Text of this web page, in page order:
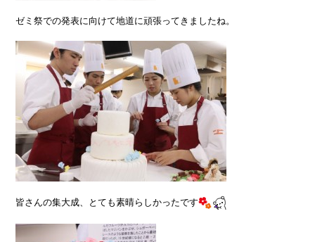
ゼミ祭での発表に向けて地道に頑張ってきましたね。
皆さんの集大成、とても素晴らしかったです